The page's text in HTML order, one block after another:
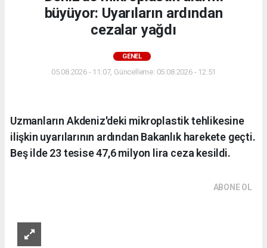
büyüyor: Uyarıların ardından
cezalar yağdı
GENEL
05.08.2026 - 11:07, Güncelleme: 05.08.2026 - 12:51
Uzmanların Akdeniz'deki mikroplastik tehlikesine
ilişkin uyarılarının ardından Bakanlık harekete geçti.
Beş ilde 23 tesise 47,6 milyon lira ceza kesildi.